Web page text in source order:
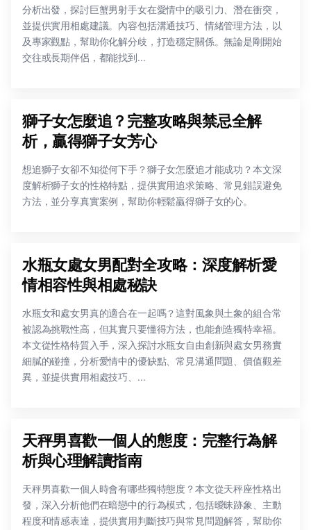
分析出發，探討巨蟹男射手女在愛情中的吸引力、潛在衝突，
並提供實用相處建議。內容包括溝通技巧、情緒管理方法，以
及專家觀點，幫助你化解分歧，打造穩定關係。無論是剛開始
交往或長期伴侶，都能找到...
獅子女怎麼追？完整攻略與禁忌全解
析，贏得獅子女芳心
想追獅子女卻不知從何下手？獅子女怎麼追才能成功？本文深
度解析獅子女的性格特點，提供實用追求策略、常見錯誤避免
方法，並分享真實案例，幫助你輕鬆贏得獅子女的心。
水瓶女處女男配對全攻略：深度解析愛
情相容性與相處秘訣
水瓶女和處女男真的適合在一起嗎？這對風象與土象的組合常
被認為挑戰性高，但其實只要懂得方法，也能創造獨特幸福。
本文從性格特質入手，深入探討水瓶女自由創新與處女男務實
細膩的碰撞，分析愛情中的優缺點、常見溝通問題、價值觀差
異，並提供實用相處技巧、...
天秤男喜歡一個人的態度：完整行為解
析與心理解讀指南
天秤男喜歡一個人時會有哪些獨特態度？本文從天秤座性格出
發，深入分析他們在暗戀中的行為模式，包括曖昧跡象、主動
程度和情感表達，提供實用判斷技巧與常見問題解答，幫助你